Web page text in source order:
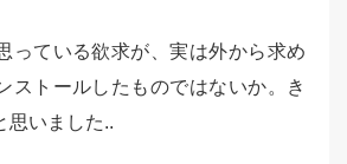
っている欲求が、実は外から求め
ストールしたものではないか。き
思いました..